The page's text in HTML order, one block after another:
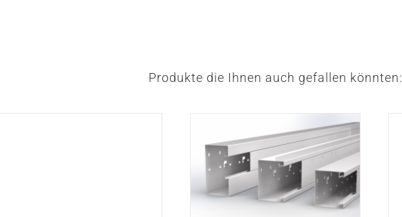
Produkte die Ihnen auch gefallen könnten: